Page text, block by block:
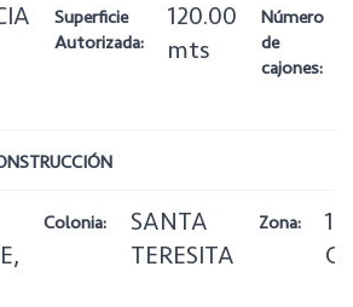
Superficie
Autorizada:
120.00
mts
Número
de
cajones:
Colonia:
SANTA
TERESITA
Zona:
1